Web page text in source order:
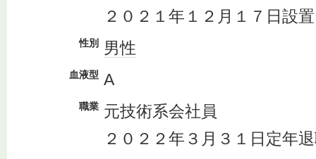
２０２１年１２月１７日設置
性別 男性
血液型 A
職業 元技術系会社員
２０２２年３月３１日定年